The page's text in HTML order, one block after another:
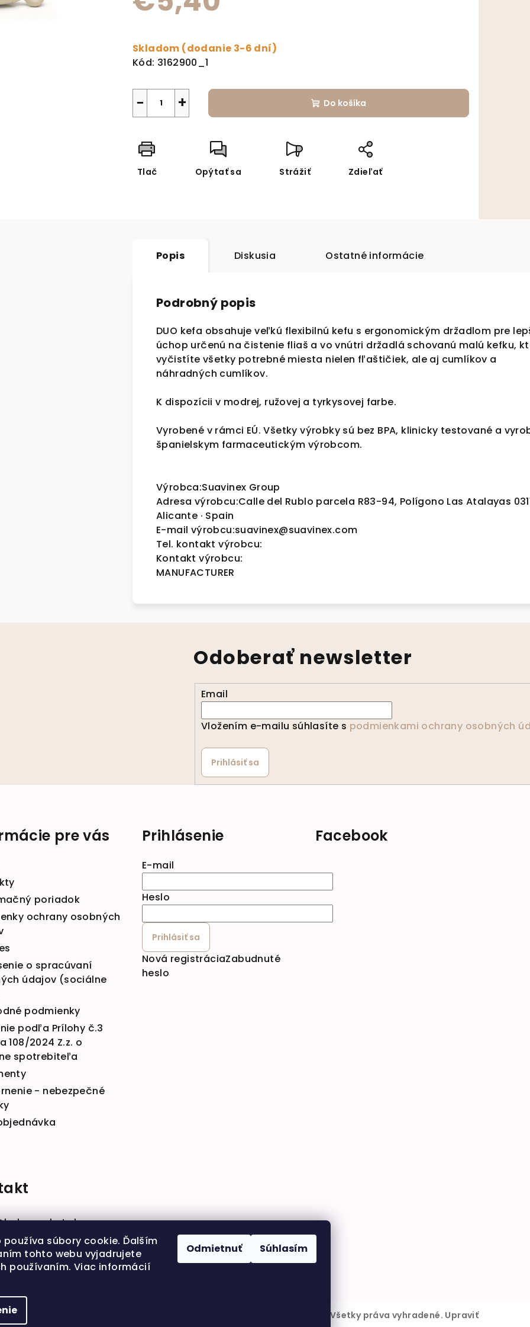
používa súbory cookie. Ďalším
tohto webu vyjadrujete
používaním. Viac informácií
Odmietnuť Súhlasím
Skladom (dodanie 3-6 dní)
Kód: 3162900_1
+
− Do košíka
Tlač Opýtať sa Strážiť Zdieľať
Popis Diskusia Ostatné informácie
Podrobný popis
DUO kefa obsahuje veľkú flexibilnú kefu s ergonomickým držadlom pre
úchop určenú na čistenie fliaš a vo vnútri držadlá schovanú malú kefku,
vyčistíte všetky potrebné miesta nielen fľaštičiek, ale aj cumlíkov a
náhradných cumlíkov.
K dispozícii v modrej, ružovej a tyrkysovej farbe.
Vyrobené v rámci EÚ. Všetky výrobky sú bez BPA, klinicky testované a
španielskym farmaceutickým výrobcom.
Výrobca:Suavinex Group
Adresa výrobcu:Calle del Rublo parcela R83-94, Polígono Las Atalayas
Alicante · Spain
E-mail výrobcu:suavinex@suavinex.com
Tel. kontakt výrobcu:
Kontakt výrobcu:
MANUFACTURER
Odoberať newsletter
Email
Vložením e-mailu súhlasíte s podmienkami ochrany osobných
Prihlásiť sa
pre vás
poriadok
ochrany osobných
o spracúvaní
údajov (sociálne
podmienky
podľa Prílohy č.3
108/2024 Z.z. o
spotrebiteľa
- nebezpečné
Prihlásenie
E-mail
Heslo
Prihlásiť sa
Nová registráciaZabudnuté
heslo
Facebook
babymarket.sk
334 455
. Všetky práva vyhradené. Upraviť